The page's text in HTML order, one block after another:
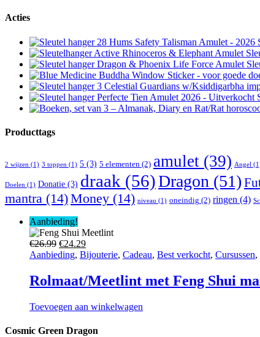
Acties
Producttags
2 wijzen (1) 3 toppen (1) 5 (3) 5 elementen (2) amulet (39) Angel
Doelen (1) Donatie (3) draak (56)Dragon (51)
mantra (14)Money (14) niveau (1) oneindig (2) ringen (4)
Aanbieding!
€26.99 Oorspronkelijke
prijs
€26.99.
€24.29Huidige
prijs
€24.29.
Aanbieding, Bijouterie, Cadeau, Best verkocht, Cursussen,
Rolmaat/Meetlint met Feng Shui
Toevoegen aan winkelwagen
Cosmic Green Dragon